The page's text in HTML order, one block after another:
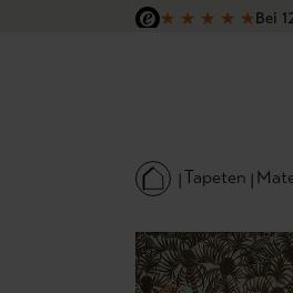
Hauptinhalt springen
Zur Suche springen
Zur Hauptnavigation springen
★ ★ ★ ★ ★Bei
Tapeten